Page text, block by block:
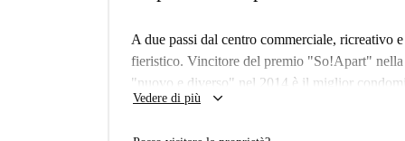
A due passi dal centro commerciale, ricreativo
fieristico. Vincitore del premio "So!Apart"
"nuovo e diverso" nel 2014 è il miglior
completamente attrezzati offrono anche un
Vedere di più keyboard_arrow_down